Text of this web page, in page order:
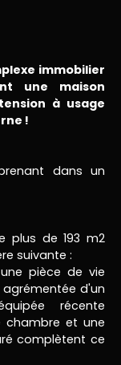
immobilier
une maison
à usage
!
dans un
plus de 193 m2
suivante :
pièce de vie
d'un
récente
chambre et une
complètent ce